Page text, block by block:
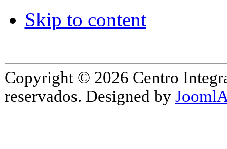
Skip to content
Copyright © 2026 Centro
reservados. Designed by